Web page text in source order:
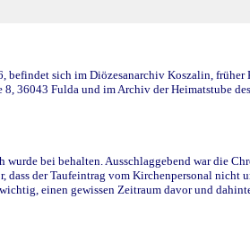
befindet sich im Diözesanarchiv Koszalin,
8, 36043 Fulda und im Archiv der Heimatstube
bei behalten. Ausschlaggebend war die
dass der Taufeintrag vom Kirchenpersonal
einen gewissen Zeitraum davor und